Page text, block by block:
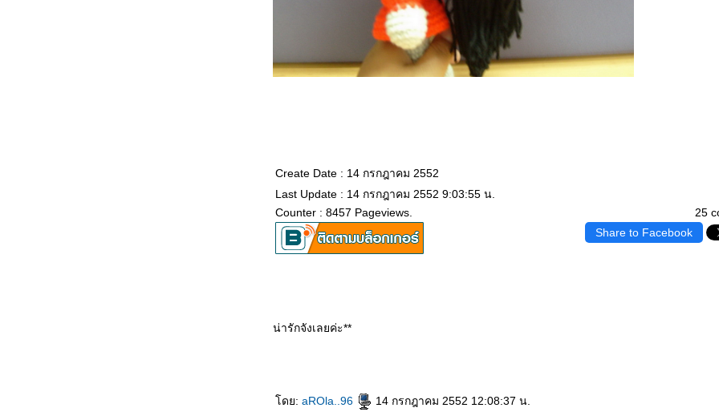
Create Date : 14 กรกฎาคม 2552
25
Last Update : 14 กรกฎาคม 2552 9:03:55 น.
Counter : 8457 Pageviews.
Share to Facebook
น่ารักจังเลยค่ะ**
ดย: aROla..96 14 กรกฎาคม 2552 12:08:37 น.